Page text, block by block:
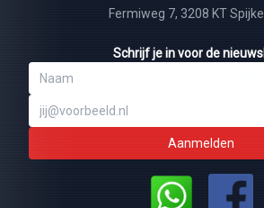
Fermiweg 7, 3208 KT
Schrijf je in voor de
Aanmelden